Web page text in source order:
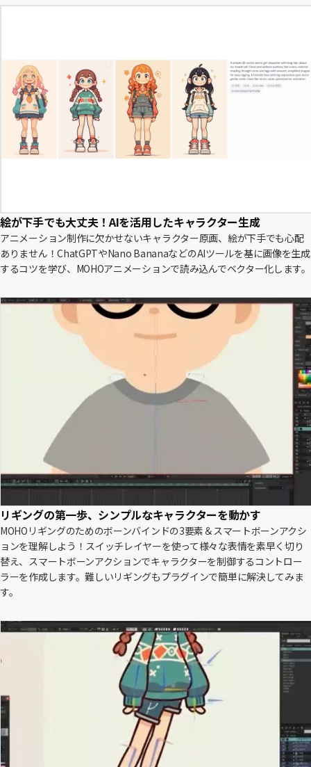
絵が下手でも大丈夫！AIを活用したキャラクター生成
アニメーション制作に欠かせないキャラクター原画、絵が下手でも心配
ありません！ChatGPTやNano BananaなどのAIツールを基に画像を生成
するコツを学び、MOHOアニメーションで読み込んでベクター化します。
リギングの第一歩、シンプルなキャラクターを動かす
MOHOリギングのためのボーンバインドの3要素＆スマートボーンアクシ
ョンを理解しよう！スイッチレイヤーを使って様々な表情を素早く切り
替え、スマートボーンアクションでキャラクターを制御するコントロー
ラーを作成します。難しいリギングもプラグインで簡単に解決してみま
す。